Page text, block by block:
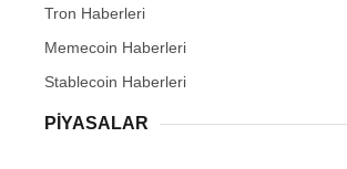
Tron Haberleri
Memecoin Haberleri
Stablecoin Haberleri
PIYASALAR